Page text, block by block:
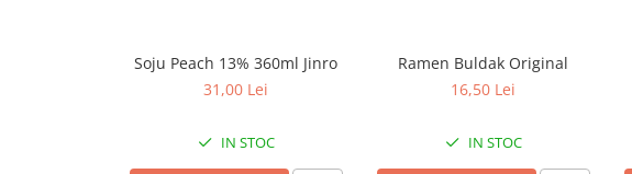
Soju Peach 13% 360ml Jinro
31,00 Lei
IN STOC
Ramen Buldak Original
16,50 Lei
IN STOC